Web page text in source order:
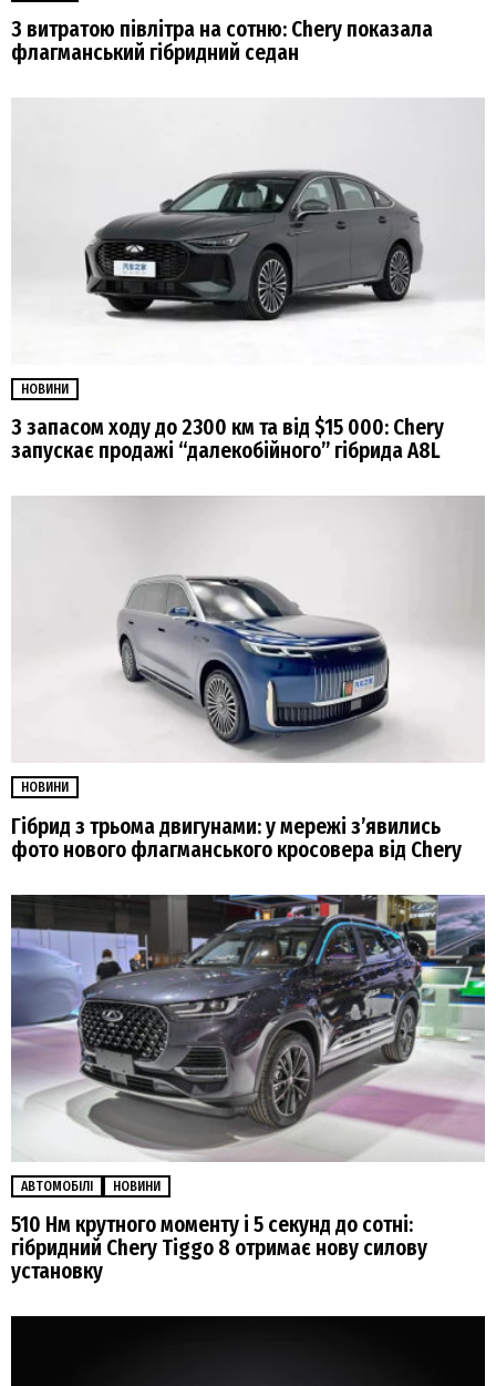
З витратою півлітра на сотню: Chery показала
флагманський гібридний седан
НОВИНИ
З запасом ходу до 2300 км та від $15 000: Chery
запускає продажі “далекобійного” гібрида A8L
НОВИНИ
Гібрид з трьома двигунами: у мережі з’явились
фото нового флагманського кросовера від Chery
АВТОМОБІЛІ НОВИНИ
510 Нм крутного моменту і 5 секунд до сотні:
гібридний Chery Tiggo 8 отримає нову силову
установку